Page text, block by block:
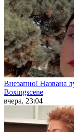
Внезапно! Названа
Boxingscene
вчера, 23:04